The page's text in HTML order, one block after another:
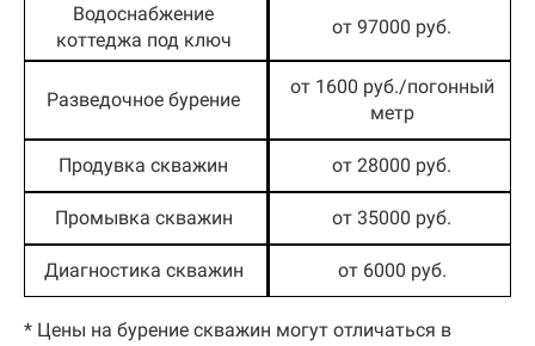
Водоснабжение
коттеджа под ключ
от 97000 руб.
Разведочное бурение
от 1600 руб./погонный
метр
Продувка скважин от 28000 руб.
Промывка скважин от 35000 руб.
Диагностика скважин от 6000 руб.
* Цены на бурение скважин могут отличаться в